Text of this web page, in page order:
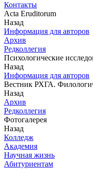
Контакты
Acta Eruditorum
Назад
Информация для авторов
Архив
Редколлегия
Психологические
Назад
Информация для авторов
Вестник РХГА.
Назад
Архив
Редколлегия
Фотогалерея
Назад
Колледж
Академия
Научная жизнь
Абитуриентам